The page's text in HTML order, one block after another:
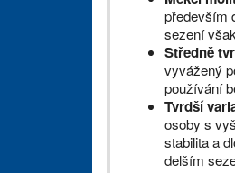
především
sezení
Středně
vyvážený
používání
Tvrdší
osoby s
stabilita a
delším